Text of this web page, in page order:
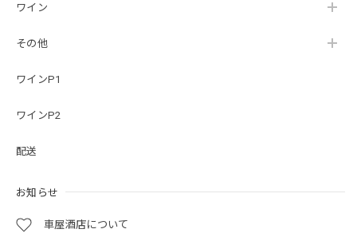
ワイン
その他
ワインP1
ワインP2
配送
お知らせ
車屋酒店について